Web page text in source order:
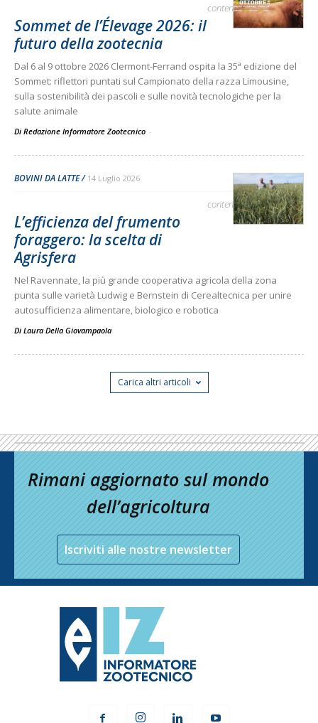
contenuto sponsorizzato
Sommet de l’Élevage 2026: il
futuro della zootecnia
Dal 6 al 9 ottobre 2026 Clermont-Ferrand ospita la 35ª edizione del
Sommet: riflettori puntati sul Campionato della razza Limousine,
sulla sostenibilità dei pascoli e sulle novità tecnologiche per la
salute animale
Di Redazione Informatore Zootecnico -
BOVINI DA LATTE 14 Luglio 2026
contenuto sponsorizzato
L’efficienza del frumento
foraggero: la scelta di
Agrisfera
Nel Ravennate, la più grande cooperativa agricola della zona
punta sulle varietà Ludwig e Bernstein di Cerealtecnica per unire
autosufficienza alimentare, biologico e robotica
Di Laura Della Giovampaola
Carica altri articoli
Rimani aggiornato sul mondo
dell’agricoltura
Iscriviti alle nostre newsletter